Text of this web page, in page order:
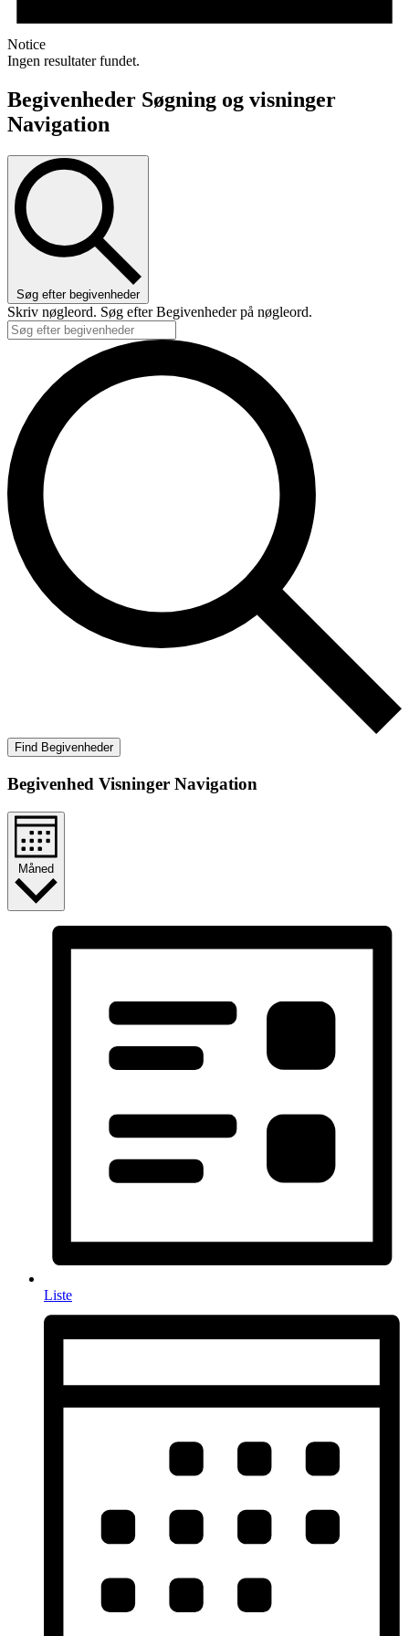
Notice
Ingen resultater fundet.
Begivenheder Søgning og visninger
Navigation
Søg efter begivenheder
Skriv nøgleord. Søg efter Begivenheder på nøgleord.
Find Begivenheder
Begivenhed Visninger Navigation
Måned
Liste